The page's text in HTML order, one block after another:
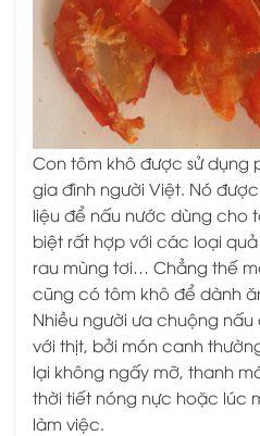
Con tôm khô được sử dụng
gia đình người Việt. Nó
liệu để nấu nước dùng cho
biệt rất hợp với các loại
rau mùng tơi… Chẳng thế
cũng có tôm khô để dành
Nhiều người ưa chuộng
với thịt, bởi món canh
lại không ngấy mỡ, thanh
thời tiết nóng nực hoặc lúc
làm việc.